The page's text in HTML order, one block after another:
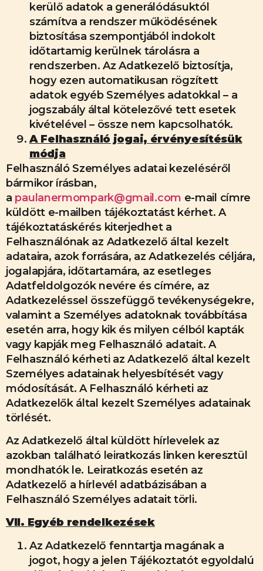
kerülő adatok a generálódásuktól
számítva a rendszer működésének
biztosítása szempontjából indokolt
időtartamig kerülnek tárolásra a
rendszerben. Az Adatkezelő biztosítja,
hogy ezen automatikusan rögzített
adatok egyéb Személyes adatokkal – a
jogszabály által kötelezővé tett esetek
kivételével – össze nem kapcsolhatók.
A Felhasználó jogai, érvényesítésük
módja
Felhasználó Személyes adatai kezeléséről
bármikor írásban,
a paulanermompark@gmail.com e-mail címre
küldött e-mailben tájékoztatást kérhet. A
tájékoztatáskérés kiterjedhet a
Felhasználónak az Adatkezelő által kezelt
adataira, azok forrására, az Adatkezelés céljára,
jogalapjára, időtartamára, az esetleges
Adatfeldolgozók nevére és címére, az
Adatkezeléssel összefüggő tevékenységekre,
valamint a Személyes adatoknak továbbítása
esetén arra, hogy kik és milyen célból kapták
vagy kapják meg Felhasználó adatait. A
Felhasználó kérheti az Adatkezelő által kezelt
Személyes adatainak helyesbítését vagy
módosítását. A Felhasználó kérheti az
Adatkezelők által kezelt Személyes adatainak
törlését.
Az Adatkezelő által küldött hírlevelek az
azokban található leiratkozás linken keresztül
mondhatók le. Leiratkozás esetén az
Adatkezelő a hírlevél adatbázisában a
Felhasználó Személyes adatait törli.
VII. Egyéb rendelkezések
Az Adatkezelő fenntartja magának a
jogot, hogy a jelen Tájékoztatót egyoldalú